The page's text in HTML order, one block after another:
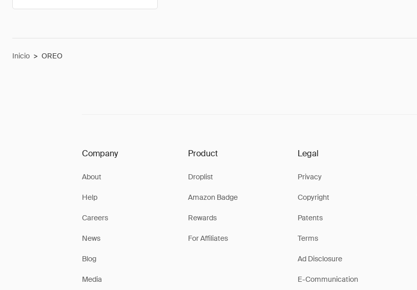
Inicio > OREO
Company
About
Help
Careers
News
Blog
Media
Product
Droplist
Amazon Badge
Rewards
For Affiliates
Legal
Privacy
Copyright
Patents
Terms
Ad Disclosure
E-Communication